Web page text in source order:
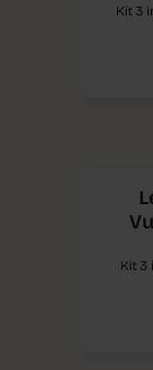
Kit 3
Kit 3